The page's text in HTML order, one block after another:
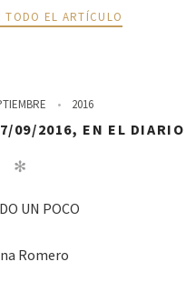
TODO EL ARTÍCULO
2016
09/2016, EN EL
✻
UN POCO
Romero